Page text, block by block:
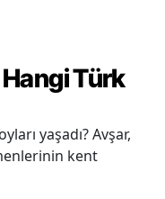
Türk
yaşadı? Avşar,
kent